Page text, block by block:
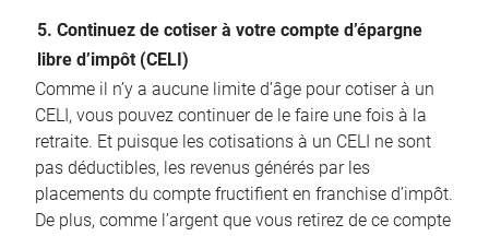
5. Continuez de cotiser à votre compte d’épargne
libre d’impôt (CELI)
Comme il n’y a aucune limite d’âge pour cotiser à un
CELI, vous pouvez continuer de le faire une fois à la
retraite. Et puisque les cotisations à un CELI ne sont
pas déductibles, les revenus générés par les
placements du compte fructifient en franchise d’impôt.
De plus, comme l’argent que vous retirez de ce compte